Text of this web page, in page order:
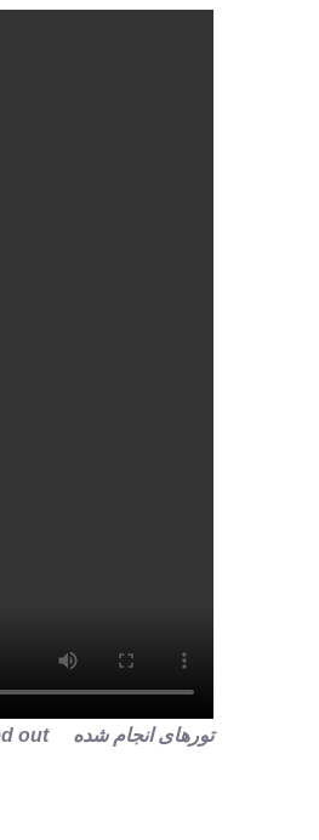
تورهای انجام شده The tours carried out